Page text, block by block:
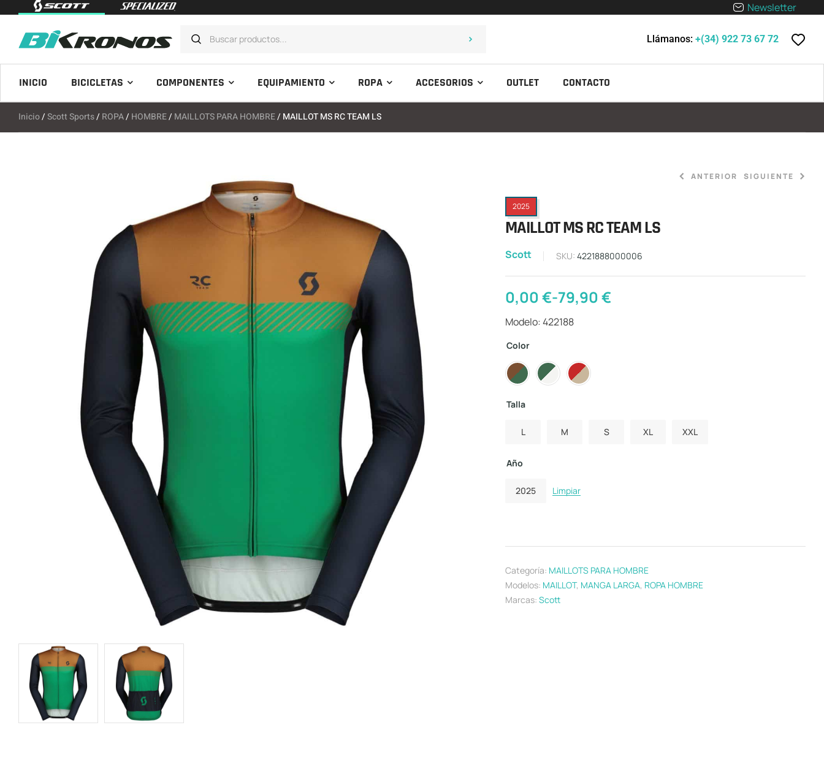
Newsletter
Llámanos: +(34) 922 73 67 72
INICIO BICICLETAS COMPONENTES EQUIPAMIENTO ROPA ACCESORIOS OUTLET CONTACTO
Inicio/Scott Sports/ ROPA/ HOMBRE/ MAILLOTS PARA HOMBRE/ MAILLOT MS RC TEAM LS
ANTERIOR SIGUIENTE
2025
MAILLOT MS RC TEAM LS
Scott SKU: 4221888000006
0,00€-79,90€
Modelo: 422188
Color
Talla
L M S XL XXL
Año
2025 Limpiar
Categoría: MAILLOTS PARA HOMBRE
Modelos: MAILLOT, MANGA LARGA, ROPA HOMBRE
Marcas: Scott